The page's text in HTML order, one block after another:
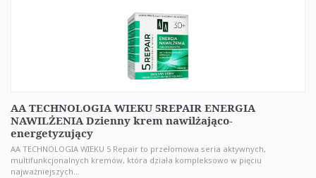
AA TECHNOLOGIA WIEKU 5REPAIR ENERGIA
NAWILŻENIA Dzienny krem nawilżająco-
energetyzujący
AA TECHNOLOGIA WIEKU 5 Repair to przełomowa seria aktywnych,
multifunkcjonalnych kremów, która działa kompleksowo w pięciu
najważniejszych...